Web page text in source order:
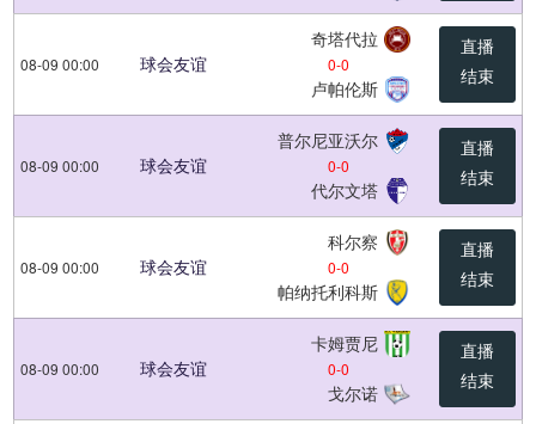
08-09 00:00 球会友谊
奇塔代拉
0-0
卢帕伦斯
直播
结束
08-09 00:00 球会友谊
普尔尼亚沃尔
0-0
代尔文塔
直播
结束
08-09 00:00 球会友谊
科尔察
0-0
帕纳托利科斯
直播
结束
08-09 00:00 球会友谊
卡姆贾尼
0-0
戈尔诺
直播
结束